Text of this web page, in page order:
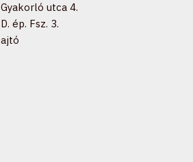
Gyakorló utca 4.
D. ép. Fsz. 3.
ajtó